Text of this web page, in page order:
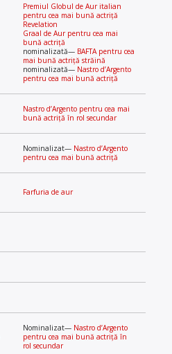
Premiul Globul de Aur italian
pentru cea mai bună actriță
Revelation
Graal de Aur pentru cea mai
bună actriță
nominalizată— BAFTA pentru cea
mai bună actriță străină
nominalizată— Nastro d’Argento
pentru cea mai bună actriță
Nastro d’Argento pentru cea mai
bună actriță în rol secundar
Nominalizat— Nastro d’Argento
pentru cea mai bună actriță
Farfuria de aur
Nominalizat— Nastro d’Argento
pentru cea mai bună actriță în
rol secundar